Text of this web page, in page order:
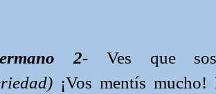
2- Ves que
¡Vos mentís